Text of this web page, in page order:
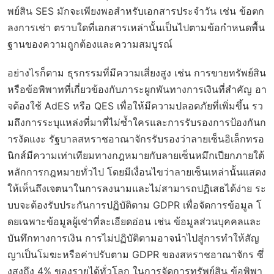
พย์สิน SES มักจะเพียงพอสำหรับเอกสารประจำวัน เช่น ข้อตก
ลงการเช่า ตราบใดที่เอกสารเหล่านั้นเป็นไปตามข้อกำหนดพื้น
ฐานของความถูกต้องและความสมบูรณ์
อย่างไรก็ตาม ธุรกรรมที่มีความเสี่ยงสูง เช่น การขายทรัพย์สิน
หรือข้อพิพาทที่เกี่ยวข้องกับภาระผูกพันทางการเงินที่สำคัญ อา
จต้องใช้ AdES หรือ QES เพื่อให้มีความปลอดภัยที่เพิ่มขึ้น รว
มถึงการระบุแหล่งที่มาที่ไม่ซ้ำใครและการรับรองการป้องกันก
ารงัดแงะ รัฐบาลสหราชอาณาจักรรับรองว่าลายเซ็นอิเล็กทรอ
นิกส์มีความเท่าเทียมทางกฎหมายกับลายเซ็นหมึกเปียกภายใต้
หลักการกฎหมายทั่วไป โดยมีเงื่อนไขว่าลายเซ็นเหล่านั้นแสดง
ให้เห็นถึงเจตนาในการลงนามและไม่สามารถปฏิเสธได้ง่าย ระ
บบจะต้องรับประกันการปฏิบัติตาม GDPR เพื่อจัดการข้อมูล โ
ดยเฉพาะข้อมูลผู้เช่าที่ละเอียดอ่อน เช่น ข้อมูลส่วนบุคคลและ
บันทึกทางการเงิน การไม่ปฏิบัติตามอาจนำไปสู่การทำให้สัญ
ญาเป็นโมฆะหรือค่าปรับตาม GDPR ของสหราชอาณาจักร ซึ่
งสูงถึง 4% ของรายได้ทั่วโลก ในการจัดการทรัพย์สิน ข้อพิพา